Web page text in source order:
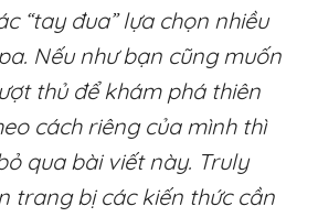
“tay đua” lựa chọn nhiều
Nếu như bạn cũng muốn
thủ để khám phá thiên
cách riêng của mình thì
qua bài viết này. Truly
trang bị các kiến thức cần